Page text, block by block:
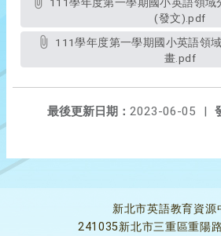
(發文).pdf
畫.pdf
最後更新日期： 2023-06-05
|
新北市英語教育資源
241035新北市三重區重陽